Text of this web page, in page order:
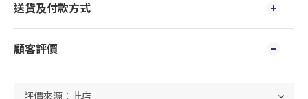
送貨及付款方式
顧客評價